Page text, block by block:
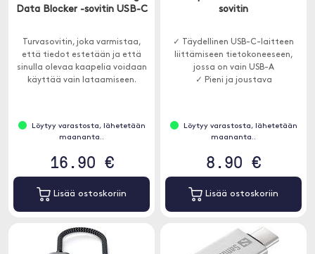
Data Blocker -sovitin USB-C
Turvasovitin, joka varmistaa,
että tiedot estetään ja että
sinulla olevaa kaapelia voidaan
käyttää vain lataamiseen.
Löytyy varastosta, lähetetään
maananta..
16.90 €
Lisää ostoskoriin
sovitin
✓ Täydellinen USB-C-laitteen
liittämiseen tietokoneeseen,
jossa on vain USB-A
✓ Pieni ja joustava
Löytyy varastosta, lähetetään
maananta..
8.90 €
Lisää ostoskoriin